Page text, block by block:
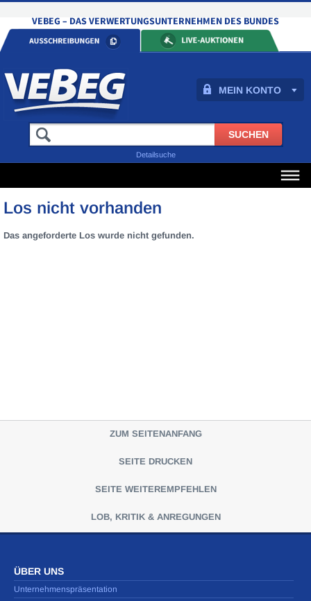
MEIN KONTO
Detailsuche
Los nicht vorhanden
Das angeforderte Los wurde nicht gefunden.
ZUM SEITENANFANG
SEITE DRUCKEN
SEITE WEITEREMPFEHLEN
LOB, KRITIK & ANREGUNGEN
ÜBER UNS
Unternehmenspräsentation